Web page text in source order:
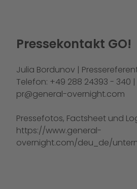
Pressekontakt GO!
Julia Bordunov |
Telefon: +49 288 24393 - 340 |
pr@general-overnight.com
Pressefotos, Factsheet und
https://www.general-
overnight.com/deu_de/